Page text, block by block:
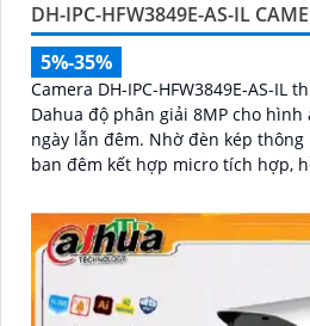
DH-IPC-HFW3849E-AS-IL
5%-35%
Camera DH-IPC-HFW3849E-AS-IL
Dahua độ phân giải 8MP cho
ngày lẫn đêm. Nhờ đèn kép thông minh ghi hình có màu
ban đêm kết hợp micro tích hợp,
bảo mật hiệu quả